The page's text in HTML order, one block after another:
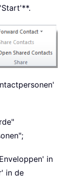
in
in de